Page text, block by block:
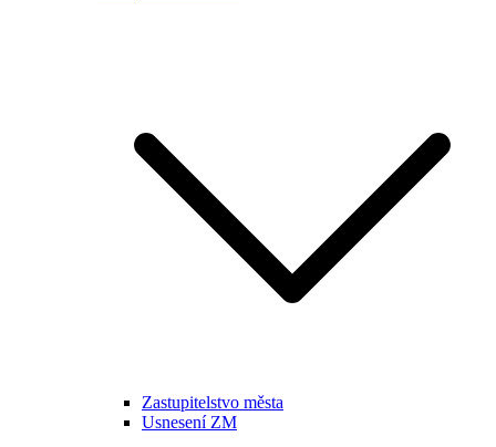
Zastupitelstvo města
Usnesení ZM